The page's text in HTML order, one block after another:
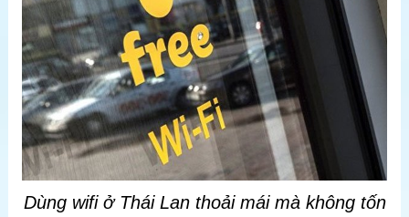
Dùng wifi ở Thái Lan thoải mái mà không tốn